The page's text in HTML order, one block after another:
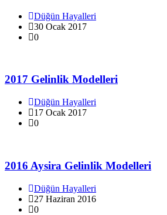
Düğün Hayalleri
30 Ocak 2017
0
2017 Gelinlik Modelleri
Düğün Hayalleri
17 Ocak 2017
0
2016 Aysira Gelinlik Modelleri
Düğün Hayalleri
27 Haziran 2016
0